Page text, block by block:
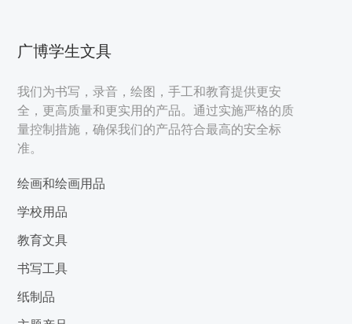
广博学生文具
我们为书写，录音，绘图，手工和教育提供更安
全，更高质量和更实用的产品。通过实施严格的质
量控制措施，确保我们的产品符合最高的安全标
准。
绘画和绘画用品
学校用品
教育文具
书写工具
纸制品